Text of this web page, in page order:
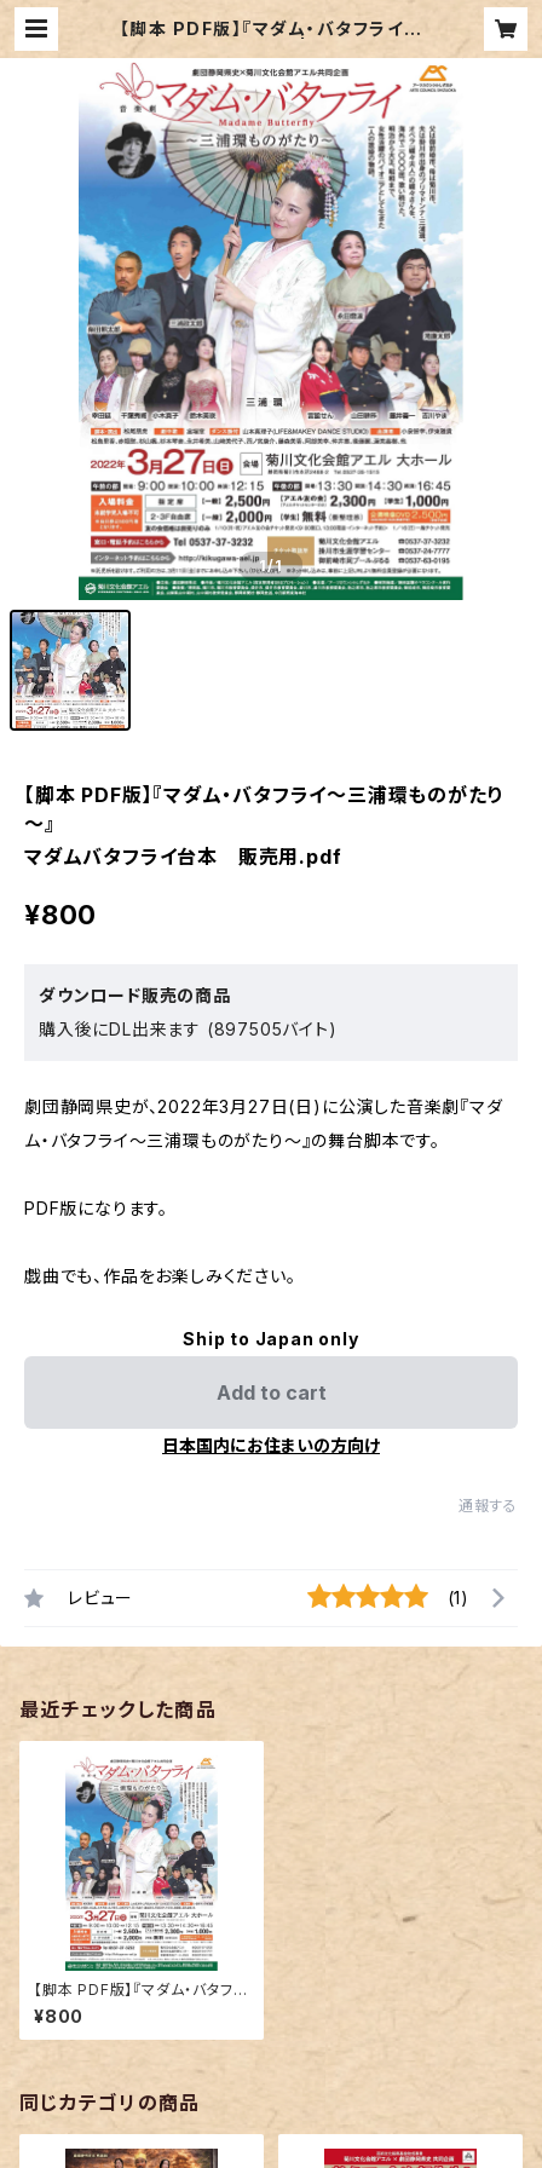
【脚本 PDF版】『マダム・バタフライ～
三浦環ものがたり～』 | TOMO☆PR
OJECT
1/1
【脚本 PDF版】『マダム・バタフライ～三浦環ものがたり
～』
マダムバタフライ台本 販売用.pdf
¥800
ダウンロード販売の商品
購入後にDL出来ます (897505バイト)
劇団静岡県史が、2022年3月27日(日)に公演した音楽劇『マダ
ム・バタフライ～三浦環ものがたり～』の舞台脚本です。
PDF版になります。
戯曲でも、作品をお楽しみください。
Ship to Japan only
Add to cart
日本国内にお住まいの方向け
通報する
レビュー (1)
最近チェックした商品
【脚本 PDF版】『マダム・バタフラ
イ～三浦環ものがたり～』
¥800
同じカテゴリの商品